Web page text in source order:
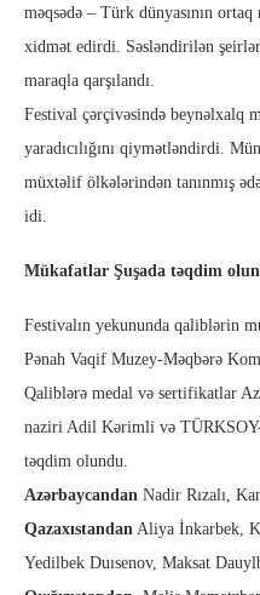
məqsədə – Türk dünyasının ortaq
xidmət edirdi. Səsləndirilən
maraqla qarşılandı.
Festival çərçivəsində beynəlxalq
yaradıcılığını qiymətləndirdi.
müxtəlif ölkələrindən tanınmış
idi.
Mükafatlar Şuşada təqdim
Festivalın yekununda qaliblərin
Pənah Vaqif Muzey-Məqbərə
Qaliblərə medal və sertifikatlar
naziri Adil Kərimli və
təqdim olundu.
Azərbaycandan Nadir Rızalı,
Qazaxıstandan Aliya İnkarbek,
Yedilbek Duısenov, Maksat